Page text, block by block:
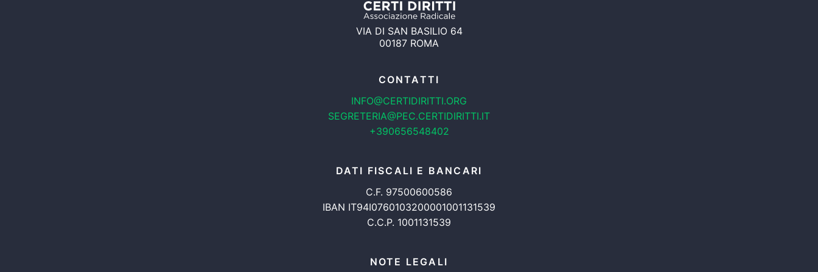
VIA DI SAN BASILIO 64
00187 ROMA
CONTATTI
INFO@CERTIDIRITTI.ORG
SEGRETERIA@PEC.CERTIDIRITTI.IT
+390656548402
DATI FISCALI E BANCARI
C.F. 97500600586
IBAN IT94I0760103200001001131539
C.C.P. 1001131539
NOTE LEGALI